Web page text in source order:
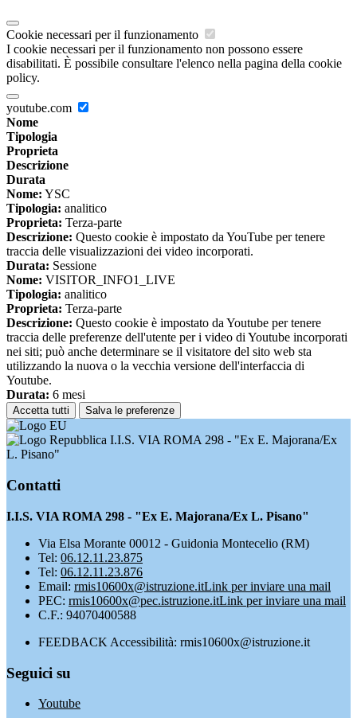
Cookie necessari per il funzionamento
I cookie necessari per il funzionamento non possono essere
disabilitati. È possibile consultare l'elenco nella pagina della cookie
policy.
youtube.com
Nome
Tipologia
Proprieta
Descrizione
Durata
Nome: YSC
Tipologia: analitico
Proprieta: Terza-parte
Descrizione: Questo cookie è impostato da YouTube per tenere
traccia delle visualizzazioni dei video incorporati.
Durata: Sessione
Nome: VISITOR_INFO1_LIVE
Tipologia: analitico
Proprieta: Terza-parte
Descrizione: Questo cookie è impostato da Youtube per tenere
traccia delle preferenze dell'utente per i video di Youtube incorporati
nei siti; può anche determinare se il visitatore del sito web sta
utilizzando la nuova o la vecchia versione dell'interfaccia di
Youtube.
Durata: 6 mesi
Accetta tutti Salva le preferenze
I.I.S. VIA ROMA 298 - "Ex E. Majorana/Ex
L. Pisano"
Contatti
I.I.S. VIA ROMA 298 - "Ex E. Majorana/Ex L. Pisano"
Via Elsa Morante 00012 - Guidonia Montecelio (RM)
Tel: 06.12.11.23.875
Tel: 06.12.11.23.876
Email: rmis10600x@istruzione.itLink per inviare una mail
PEC: rmis10600x@pec.istruzione.itLink per inviare una mail
C.F.: 94070400588
FEEDBACK Accessibilità: rmis10600x@istruzione.it
Seguici su
Youtube